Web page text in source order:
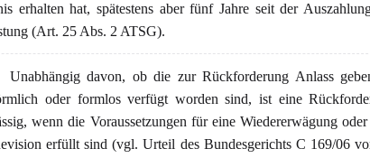
erhalten hat, spätestens aber fünf Jahre seit der
(Art. 25 Abs. 2 ATSG).
Unabhängig davon, ob die zur Rückforderung Anlass
oder formlos verfügt worden sind, ist eine
wenn die Voraussetzungen für eine Wiedererwägung oder
erfüllt sind (vgl. Urteil des Bundesgerichts C 169/06